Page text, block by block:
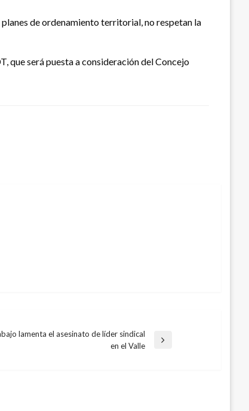
de ordenamiento territorial, no respetan la
que será puesta a consideración del Concejo
lamenta el asesinato de líder sindical
en el Valle